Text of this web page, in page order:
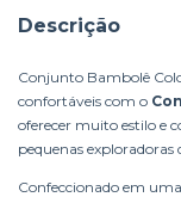
Descrição
Conjunto Bambolê
confortáveis com o
oferecer muito estilo e
pequenas
Confeccionado em